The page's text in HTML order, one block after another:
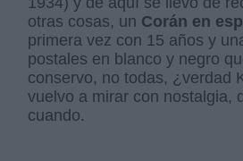
otras cosas, un Corán en
primera vez con 15 años y
postales en blanco y negro
conservo, no todas, ¿verdad
vuelvo a mirar con nostalgia,
cuando.